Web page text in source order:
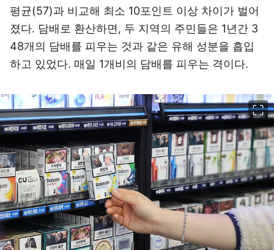
평균(57)과 비교해 최소 10포인트 이상 차이가 벌어
졌다. 담배로 환산하면, 두 지역의 주민들은 1년간 3
48개의 담배를 피우는 것과 같은 유해 성분을 흡입
하고 있었다. 매일 1개비의 담배를 피우는 격이다.